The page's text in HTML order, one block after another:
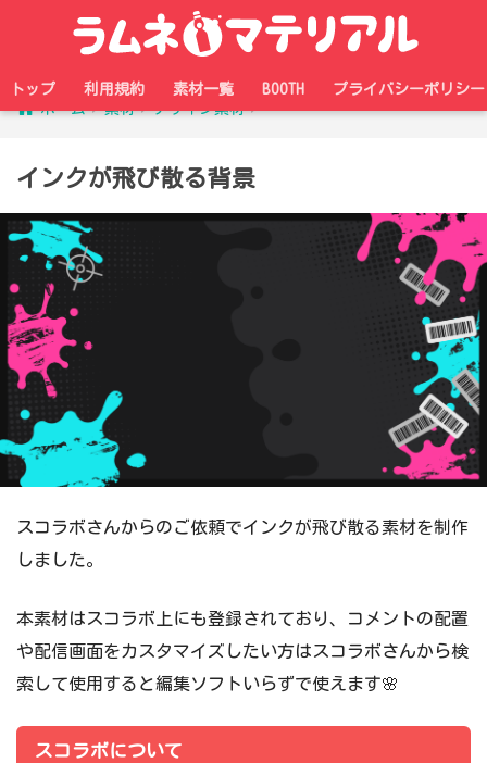
トップ 利用規約 素材一覧 BOOTH
プライバシーポリシー
ホーム
素材 デザイン素材
インクが飛び散る背景
スコラボさんからのご依頼でインクが飛び散る素材を制作
しました。
本素材はスコラボ上にも登録されており、コメントの配置
や配信画面をカスタマイズしたい方はスコラボさんから検
索して使用すると編集ソフトいらずで使えます🌸
スコラボについて